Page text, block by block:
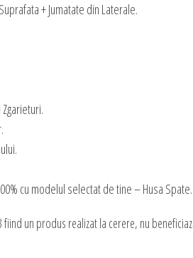
+ Jumatate din Laterale.
cu modelul selectat de tine – Husa Spate.
fiind un produs realizat la cerere, nu